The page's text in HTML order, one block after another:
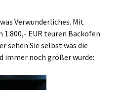
Verwunderliches. Mit
EUR teuren Backofen
sehen Sie selbst was die
immer noch größer wurde: